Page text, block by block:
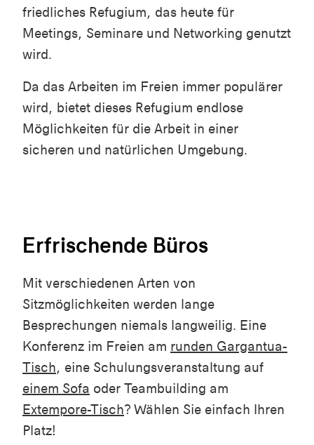
friedliches Refugium, das heute für
Meetings, Seminare und Networking genutzt
wird.
Da das Arbeiten im Freien immer populärer
wird, bietet dieses Refugium endlose
Möglichkeiten für die Arbeit in einer
sicheren und natürlichen Umgebung.
Erfrischende Büros
Mit verschiedenen Arten von
Sitzmöglichkeiten werden lange
Besprechungen niemals langweilig. Eine
Konferenz im Freien am runden Gargantua-
Tisch, eine Schulungsveranstaltung auf
einem Sofa oder Teambuilding am
Extempore-Tisch? Wählen Sie einfach Ihren
Platz!